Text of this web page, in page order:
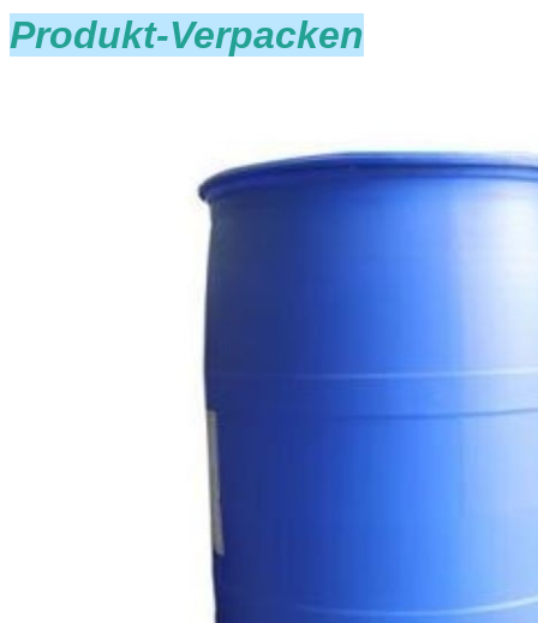
Produkt-Verpacken